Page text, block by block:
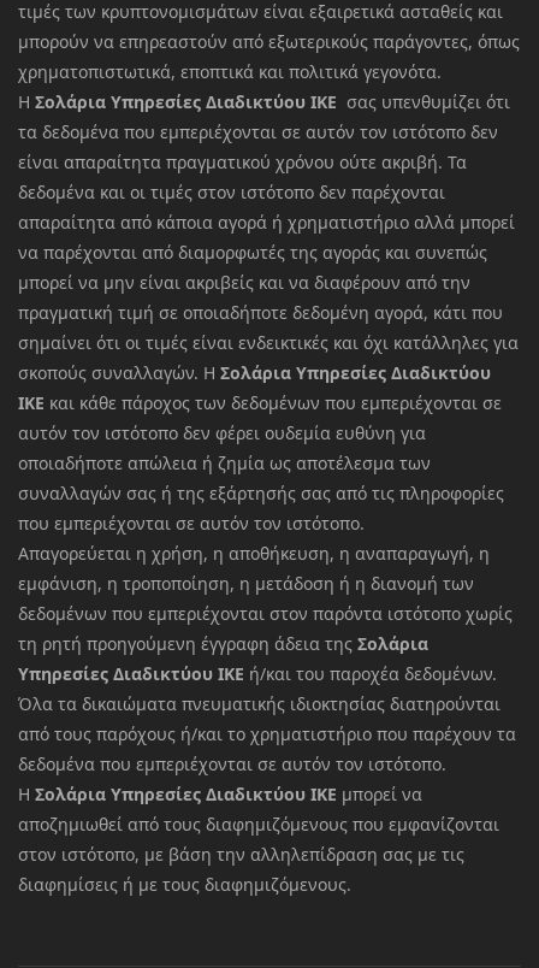
τιμές των κρυπτονομισμάτων είναι εξαιρετικά ασταθείς και
μπορούν να επηρεαστούν από εξωτερικούς παράγοντες, όπως
χρηματοπιστωτικά, εποπτικά και πολιτικά γεγονότα.
Η Σολάρια Υπηρεσίες Διαδικτύου ΙΚΕ σας υπενθυμίζει ότι
τα δεδομένα που εμπεριέχονται σε αυτόν τον ιστότοπο δεν
είναι απαραίτητα πραγματικού χρόνου ούτε ακριβή. Τα
δεδομένα και οι τιμές στον ιστότοπο δεν παρέχονται
απαραίτητα από κάποια αγορά ή χρηματιστήριο αλλά μπορεί
να παρέχονται από διαμορφωτές της αγοράς και συνεπώς
μπορεί να μην είναι ακριβείς και να διαφέρουν από την
πραγματική τιμή σε οποιαδήποτε δεδομένη αγορά, κάτι που
σημαίνει ότι οι τιμές είναι ενδεικτικές και όχι κατάλληλες για
σκοπούς συναλλαγών. Η Σολάρια Υπηρεσίες Διαδικτύου
ΙΚΕ και κάθε πάροχος των δεδομένων που εμπεριέχονται σε
αυτόν τον ιστότοπο δεν φέρει ουδεμία ευθύνη για
οποιαδήποτε απώλεια ή ζημία ως αποτέλεσμα των
συναλλαγών σας ή της εξάρτησής σας από τις πληροφορίες
που εμπεριέχονται σε αυτόν τον ιστότοπο.
Απαγορεύεται η χρήση, η αποθήκευση, η αναπαραγωγή, η
εμφάνιση, η τροποποίηση, η μετάδοση ή η διανομή των
δεδομένων που εμπεριέχονται στον παρόντα ιστότοπο χωρίς
τη ρητή προηγούμενη έγγραφη άδεια της Σολάρια
Υπηρεσίες Διαδικτύου ΙΚΕ ή/και του παροχέα δεδομένων.
Όλα τα δικαιώματα πνευματικής ιδιοκτησίας διατηρούνται
από τους παρόχους ή/και το χρηματιστήριο που παρέχουν τα
δεδομένα που εμπεριέχονται σε αυτόν τον ιστότοπο.
Η Σολάρια Υπηρεσίες Διαδικτύου ΙΚΕ μπορεί να
αποζημιωθεί από τους διαφημιζόμενους που εμφανίζονται
στον ιστότοπο, με βάση την αλληλεπίδραση σας με τις
διαφημίσεις ή με τους διαφημιζόμενους.